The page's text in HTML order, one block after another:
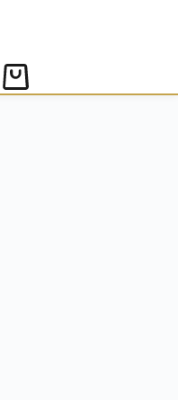
Carro
de